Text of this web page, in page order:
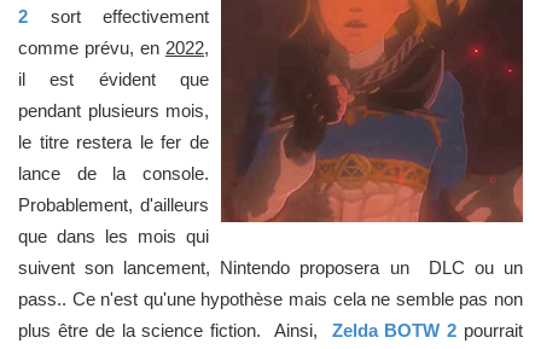
2 sort effectivement
comme prévu, en 2022,
il est évident que
pendant plusieurs mois,
le titre restera le fer de
lance de la console.
Probablement, d'ailleurs
que dans les mois qui
suivent son lancement, Nintendo proposera un DLC ou un
pass.. Ce n'est qu'une hypothèse mais cela ne semble pas non
plus être de la science fiction. Ainsi, Zelda BOTW 2 pourrait